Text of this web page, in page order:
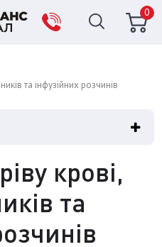
0
та інфузійних розчинів
крові,
та